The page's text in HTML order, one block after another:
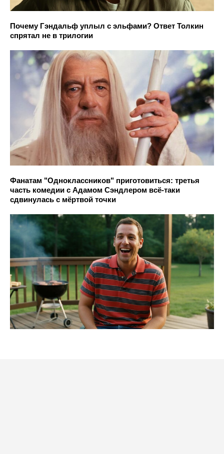
Почему Гэндальф уплыл с эльфами? Ответ Толкин
спрятал не в трилогии
Фанатам "Одноклассников" приготовиться: третья
часть комедии с Адамом Сэндлером всё-таки
сдвинулась с мёртвой точки